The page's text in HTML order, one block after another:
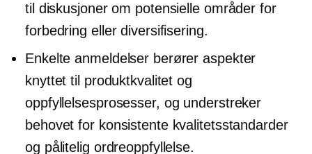
til diskusjoner om potensielle områder for
forbedring eller diversifisering.
Enkelte anmeldelser berører aspekter
knyttet til produktkvalitet og
oppfyllelsesprosesser, og understreker
behovet for konsistente kvalitetsstandarder
og pålitelig ordreoppfyllelse.